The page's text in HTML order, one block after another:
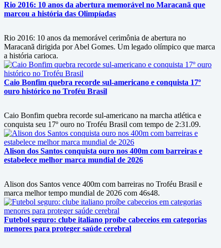
Rio 2016: 10 anos da abertura memorável no Maracanã que
marcou a história das Olimpíadas
Rio 2016: 10 anos da memorável cerimônia de abertura no
Maracanã dirigida por Abel Gomes. Um legado olímpico que marca
a história carioca.
Caio Bonfim quebra recorde sul-americano e conquista 17º
ouro histórico no Troféu Brasil
Caio Bonfim quebra recorde sul-americano na marcha atlética e
conquista seu 17º ouro no Troféu Brasil com tempo de 2:31.09.
Alison dos Santos conquista ouro nos 400m com barreiras e
estabelece melhor marca mundial de 2026
Alison dos Santos vence 400m com barreiras no Troféu Brasil e
marca melhor tempo mundial de 2026 com 46s48.
Futebol seguro: clube italiano proíbe cabeceios em categorias
menores para proteger saúde cerebral